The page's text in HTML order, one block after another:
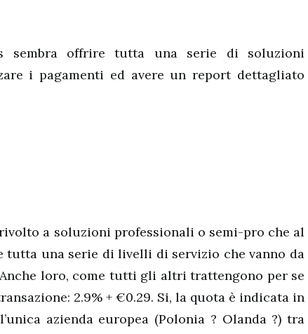
sembra offrire tutta una serie di soluzioni
i pagamenti ed avere un report dettagliato
a soluzioni professionali o semi-pro che al
tutta una serie di livelli di servizio che vanno da
loro, come tutti gli altri trattengono per se
2.9% + €0.29. Si, la quota è indicata in
azienda europea (Polonia ? Olanda ?) tra